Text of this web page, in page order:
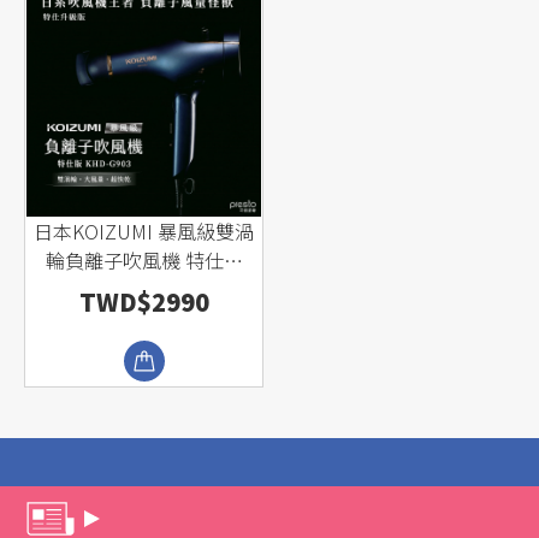
日本KOIZUMI 暴風級雙渦
輪負離子吹風機 特仕版
KHD-G903
TWD$2990